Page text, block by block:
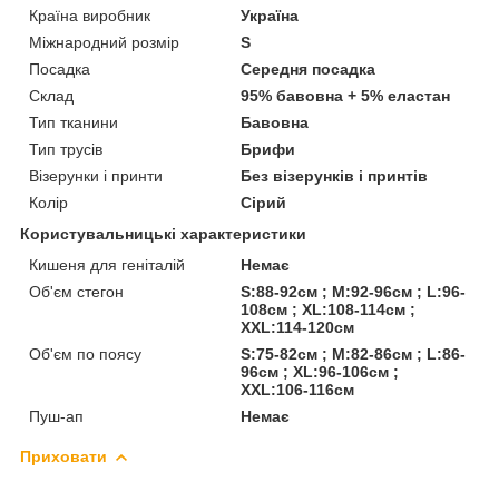
Країна виробник
Україна
Міжнародний розмір
S
Посадка
Середня посадка
Склад
95% бавовна + 5% еластан
Тип тканини
Бавовна
Тип трусів
Брифи
Візерунки і принти
Без візерунків і принтів
Колір
Сірий
Користувальницькі характеристики
Кишеня для геніталій
Немає
Об'єм стегон
S:88-92см ; M:92-96см ; L:96-
108см ; XL:108-114см ;
XXL:114-120см
Об'єм по поясу
S:75-82см ; M:82-86см ; L:86-
96см ; XL:96-106см ;
XXL:106-116см
Пуш-ап
Немає
Приховати